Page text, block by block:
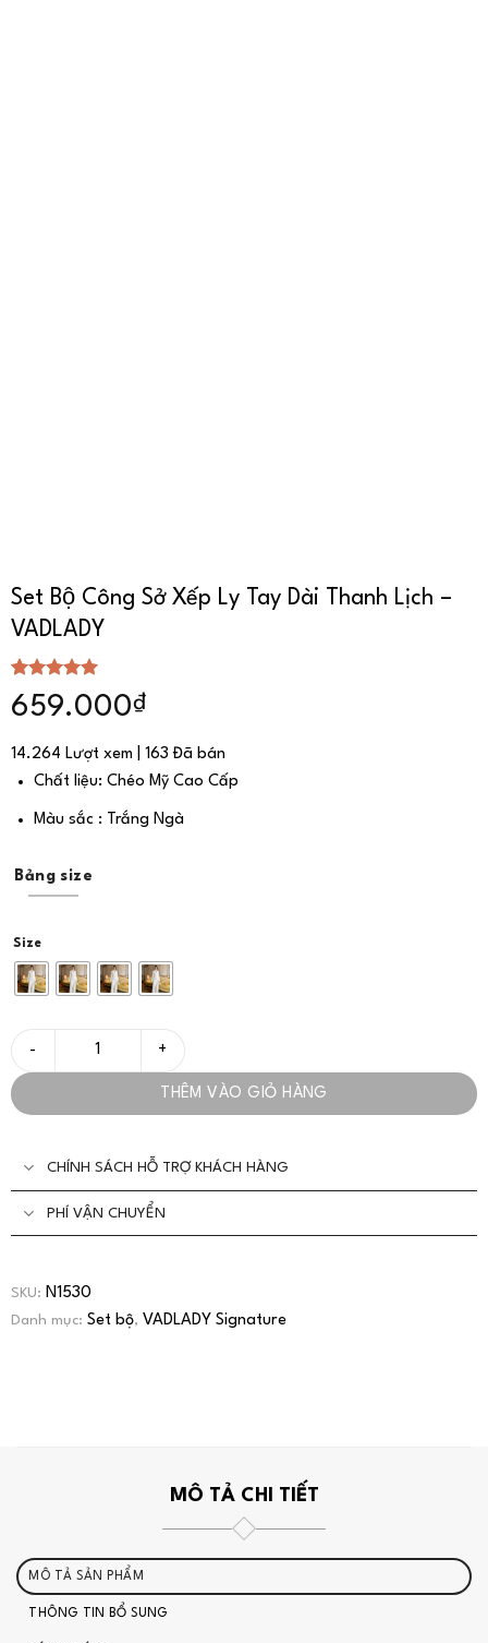
Set Bộ Công Sở Xếp Ly Tay Dài Thanh Lịch –
VADLADY
5.00trên 5
dựa trên
1
659.000₫
14.264 Lượt xem | 163 Đã bán
Chất liệu: Chéo Mỹ Cao Cấp
Màu sắc : Trắng Ngà
Bảng size
Size
Set Bộ Công Sở Xếp Ly Tay Dài Thanh Lịch - VADLADY số lượng
THÊM VÀO GIỎ HÀNG
CHÍNH SÁCH HỖ TRỢ KHÁCH HÀNG
PHÍ VẬN CHUYỂN
SKU: N1530
Danh mục: Set bộ, VADLADY Signature
MÔ TẢ CHI TIẾT
MÔ TẢ SẢN PHẨM
THÔNG TIN BỔ SUNG